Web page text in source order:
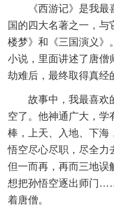
《西游记》是我
国的四大名著之一，与
楼梦》和《三国演义》
小说，里面讲述了唐僧
劫难后，最终取得真经
故事中，我最喜欢
空了。他神通广大，学
棒，上天、入地、下海
悟空尽心尽职，尽全力
但一而再，再而三地误
想把孙悟空逐出师门
着唐僧。